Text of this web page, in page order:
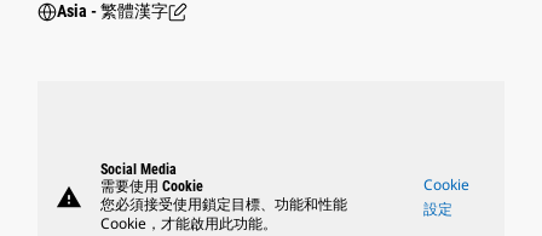
Asia - 繁體漢字
warning
Social Media
需要使用 Cookie
您必須接受使用鎖定目標、功能和性能
Cookie，才能啟用此功能。
Cookie
設定